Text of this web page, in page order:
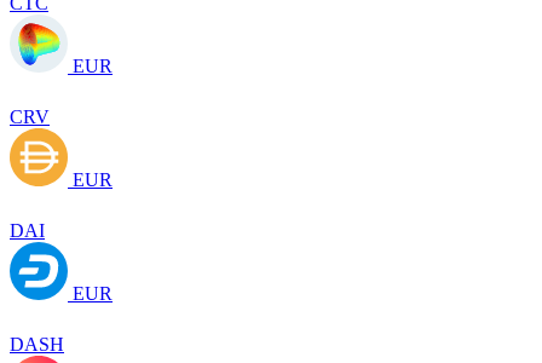
EUR
CRV
EUR
DAI
EUR
DASH